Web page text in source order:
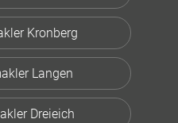
Kronberg
Langen
Dreieich